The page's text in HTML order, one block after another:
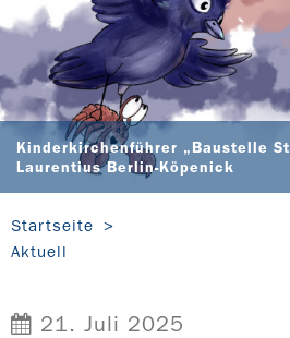
Kinderkirchenführer „Baustelle
Laurentius Berlin-Köpenick
Startseite
Aktuell
21. Juli 2025